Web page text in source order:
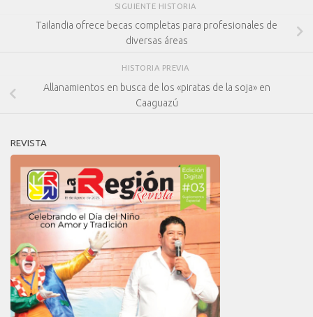
SIGUIENTE HISTORIA
Tailandia ofrece becas completas para profesionales de
diversas áreas
HISTORIA PREVIA
Allanamientos en busca de los «piratas de la soja» en
Caaguazú
REVISTA